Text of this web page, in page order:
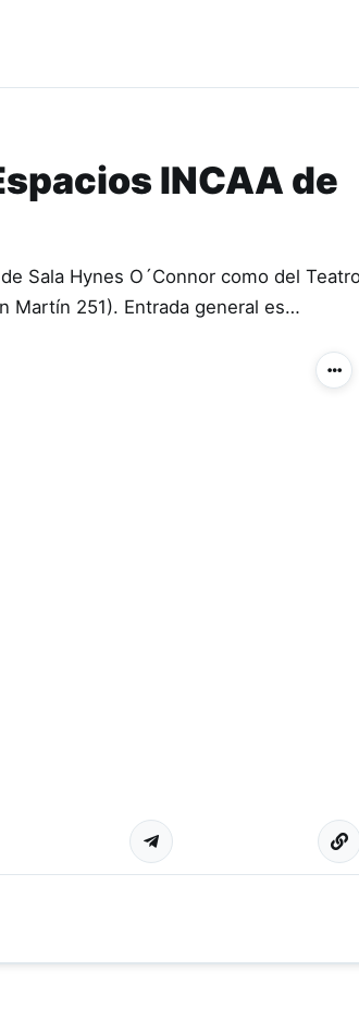
INCAA de
Sala Hynes O´Connor como del
Martín 251). Entrada general es…